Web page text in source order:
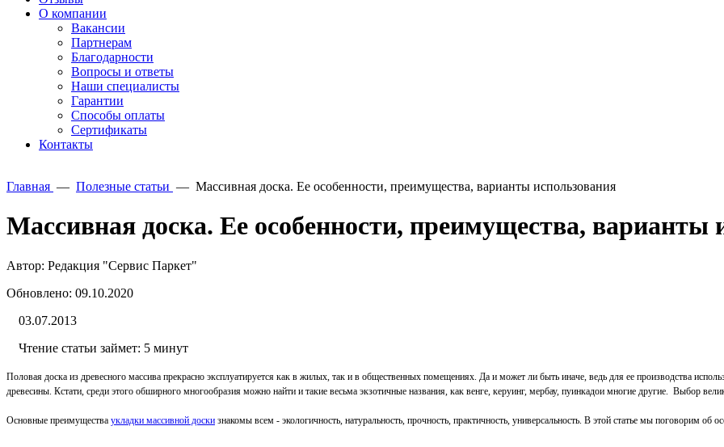
О компании
Вакансии
Партнерам
Благодарности
Вопросы и ответы
Наши специалисты
Гарантии
Способы оплаты
Сертификаты
Контакты
Главная — Полезные статьи — Массивная доска. Ее особенности, преимущества, варианты использования
Массивная доска. Ее особенности, преимущества, варианты
Автор: Редакция "Сервис Паркет"
Обновлено: 09.10.2020
03.07.2013
Чтение статьи займет: 5 минут
Половая доска из древесного массива прекрасно эксплуатируется как в жилых, так и в общественных помещениях. Да и может ли быть иначе, ведь для ее производства
древесины. Кстати, среди этого обширного многообразия можно найти и такие весьма экзотичные названия, как венге, керуинг, мербау, пуинкадои многие другие. Выбор
Основные преимущества укладки массивной доски знакомы всем - экологичность, натуральность, прочность, практичность, универсальность. В этой статье мы поговорим об